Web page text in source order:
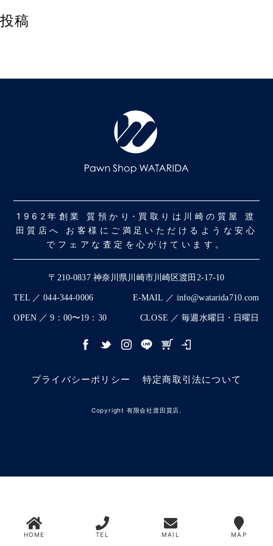
投稿
1962年創業 質預かり･買取りは川崎の質屋 渡
田質店へ お客様にご満足いただけるような安心
でフェアな査定を心がけています。
〒210-0837 神奈川県川崎市川崎区渡田2-17-10
TEL ／ 044-344-0006 E-MAIL ／ info@watarida710.com
OPEN ／ 9：00〜19：30 CLOSE ／ 毎週水曜日・日曜日
プライバシーポリシー 特定商取引法について
Copyright 有限会社渡田質店.
HOME TEL MAIL MAP